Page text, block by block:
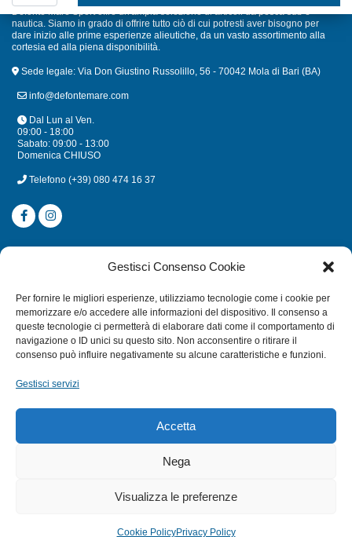
Gestisci Consenso Cookie
Per fornire le migliori esperienze, utilizziamo tecnologie come i cookie per
memorizzare e/o accedere alle informazioni del dispositivo. Il consenso a
queste tecnologie ci permetterà di elaborare dati come il comportamento di
navigazione o ID unici su questo sito. Non acconsentire o ritirare il
consenso può influire negativamente su alcune caratteristiche e funzioni.
Gestisci servizi
Accetta
Nega
Visualizza le preferenze
Cookie PolicyPrivacy Policy
Defonte Mare Sport offre un'ampia selezione di articoli da pesca sub e
nautica. Siamo in grado di offrire tutto ciò di cui potresti aver bisogno per
dare inizio alle prime esperienze alieutiche, da un vasto assortimento alla
cortesia ed alla piena disponibilità.
Sede legale: Via Don Giustino Russolillo, 56 - 70042 Mola di Bari (BA)
info@defontemare.com
Dal Lun al Ven.
09:00 - 18:00
Sabato: 09:00 - 13:00
Domenica CHIUSO
Telefono (+39) 080 474 16 37
CATEGORIE
MULINELLI
CANNE
ACCESSORI NAUTICI
TERMINI E CONDIZIONI